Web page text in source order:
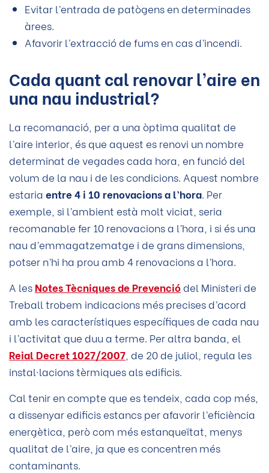
Evitar l’entrada de patògens en determinades
àrees.
Afavorir l’extracció de fums en cas d’incendi.
Cada quant cal renovar l’aire en
una nau industrial?
La recomanació, per a una òptima qualitat de
l’aire interior, és que aquest es renovi un nombre
determinat de vegades cada hora, en funció del
volum de la nau i de les condicions. Aquest nombre
estaria entre 4 i 10 renovacions a l’hora. Per
exemple, si l’ambient està molt viciat, seria
recomanable fer 10 renovacions a l’hora, i si és una
nau d’emmagatzematge i de grans dimensions,
potser n’hi ha prou amb 4 renovacions a l’hora.
A les Notes Tècniques de Prevenció del Ministeri de
Treball trobem indicacions més precises d’acord
amb les característiques específiques de cada nau
i l’activitat que duu a terme. Per altra banda, el
Reial Decret 1027/2007 , de 20 de juliol, regula les
instal·lacions tèrmiques als edificis.
Cal tenir en compte que es tendeix, cada cop més,
a dissenyar edificis estancs per afavorir l’eficiència
energètica, però com més estanqueïtat, menys
qualitat de l’aire, ja que es concentren més
contaminants.